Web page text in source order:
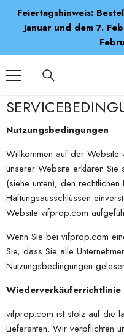
SKIP TO CONTENT
Feiertagshinweis:
Januar und dem 7.
Nutzungsbedingungen
Willkommen auf der
unserer Website erklären Sie
(siehe unten), den rechtlichen
Haftungsausschlüssen
Website vifprop.com
Wenn Sie bei vifprop.com
Sie, dass Sie alle
Nutzungsbedingungen
Wiederverkäuferrichtlinie
vifprop.com ist stolz auf die
Lieferanten. Wir verpflichten